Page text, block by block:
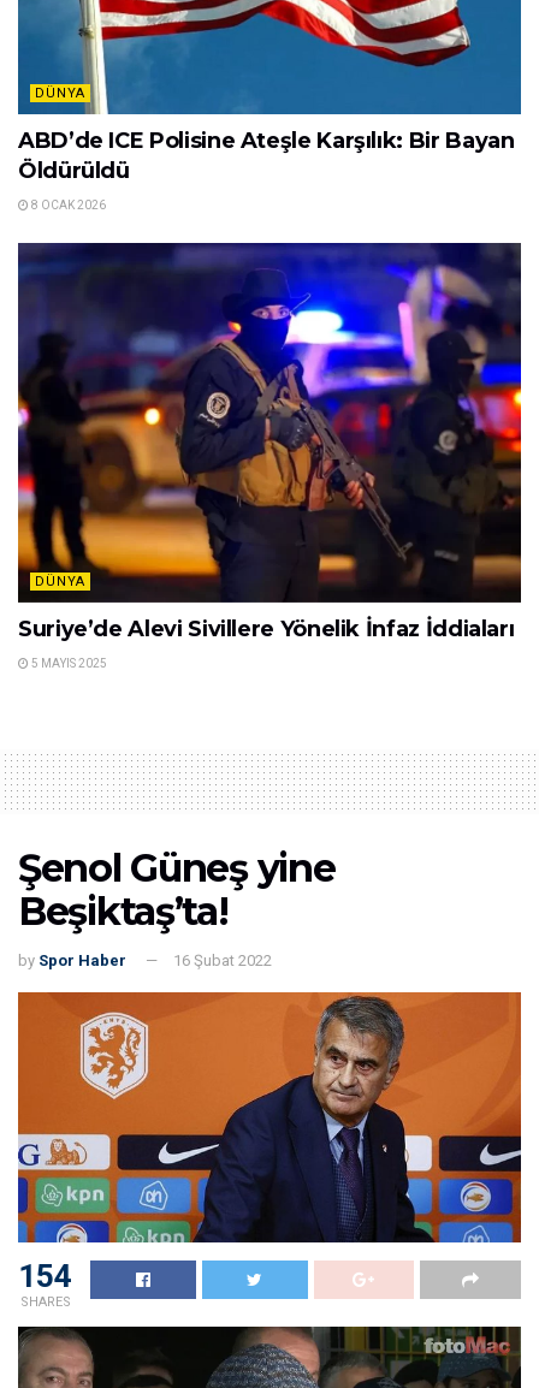
DÜNYA
ABD’de ICE Polisine Ateşle Karşılık: Bir Bayan
Öldürüldü
8 OCAK 2026
DÜNYA
Suriye’de Alevi Sivillere Yönelik İnfaz İddiaları
5 MAYIS 2025
Şenol Güneş yine
Beşiktaş’ta!
by Spor Haber 16 Şubat 2022
154
SHARES